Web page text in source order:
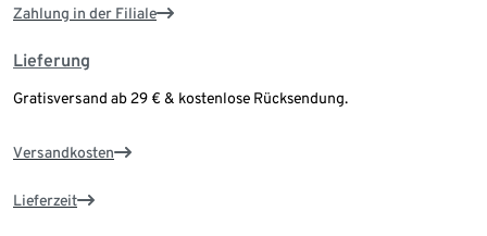
Zahlung in der Filiale
Lieferung
Gratisversand ab 29 € & kostenlose Rücksendung.
Versandkosten
Lieferzeit